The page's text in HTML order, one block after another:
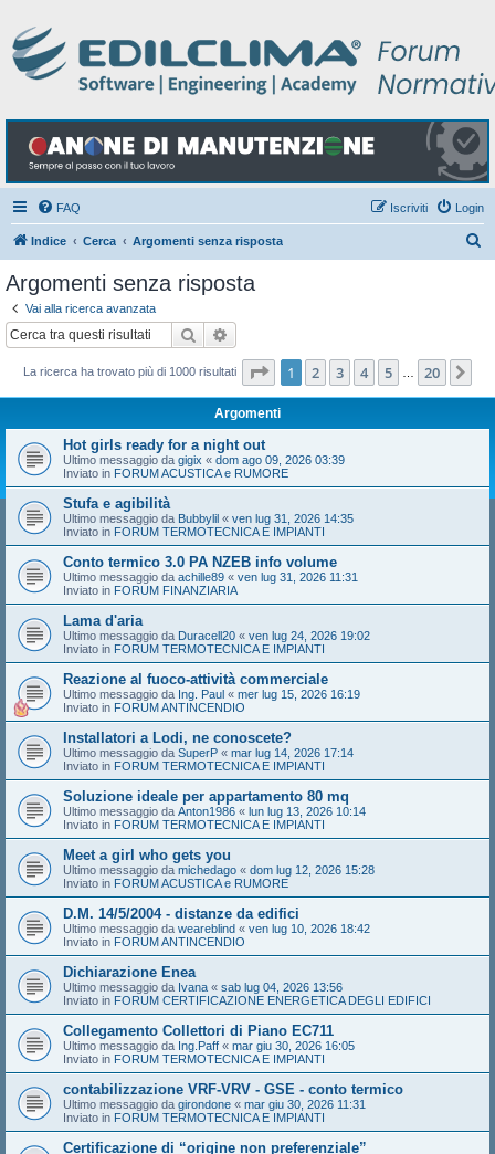
FAQ Login
Iscriviti
Indice Cerca Argomenti senza risposta
Argomenti senza risposta
Vai alla ricerca avanzata
Cerca
La ricerca ha trovato più di 1000 risultati Pagina di 20
1 2 3 4 5 20
Argomenti
Hot girls ready for a night out
Ultimo messaggio da gigix « dom ago 09, 2026 03:39
Inviato in FORUM ACUSTICA e RUMORE
Stufa e agibilità
Ultimo messaggio da Bubbylil « ven lug 31, 2026 14:35
Inviato in FORUM TERMOTECNICA E IMPIANTI
Conto termico 3.0 PA NZEB info volume
Ultimo messaggio da achille89 « ven lug 31, 2026 11:31
Inviato in FORUM FINANZIARIA
Lama d'aria
Ultimo messaggio da Duracell20 « ven lug 24, 2026 19:02
Inviato in FORUM TERMOTECNICA E IMPIANTI
Reazione al fuoco-attività commerciale
Ultimo messaggio da Ing. Paul « mer lug 15, 2026 16:19
Inviato in FORUM ANTINCENDIO
Installatori a Lodi, ne conoscete?
Ultimo messaggio da SuperP « mar lug 14, 2026 17:14
Inviato in FORUM TERMOTECNICA E IMPIANTI
Soluzione ideale per appartamento 80 mq
Ultimo messaggio da Anton1986 « lun lug 13, 2026 10:14
Inviato in FORUM TERMOTECNICA E IMPIANTI
Meet a girl who gets you
Ultimo messaggio da michedago « dom lug 12, 2026 15:28
Inviato in FORUM ACUSTICA e RUMORE
D.M. 14/5/2004 - distanze da edifici
Ultimo messaggio da weareblind « ven lug 10, 2026 18:42
Inviato in FORUM ANTINCENDIO
Dichiarazione Enea
Ultimo messaggio da Ivana « sab lug 04, 2026 13:56
Inviato in FORUM CERTIFICAZIONE ENERGETICA DEGLI EDIFICI
Collegamento Collettori di Piano EC711
Ultimo messaggio da Ing.Paff « mar giu 30, 2026 16:05
Inviato in FORUM TERMOTECNICA E IMPIANTI
contabilizzazione VRF-VRV - GSE - conto termico
Ultimo messaggio da girondone « mar giu 30, 2026 11:31
Inviato in FORUM TERMOTECNICA E IMPIANTI
Certificazione di “origine non preferenziale”